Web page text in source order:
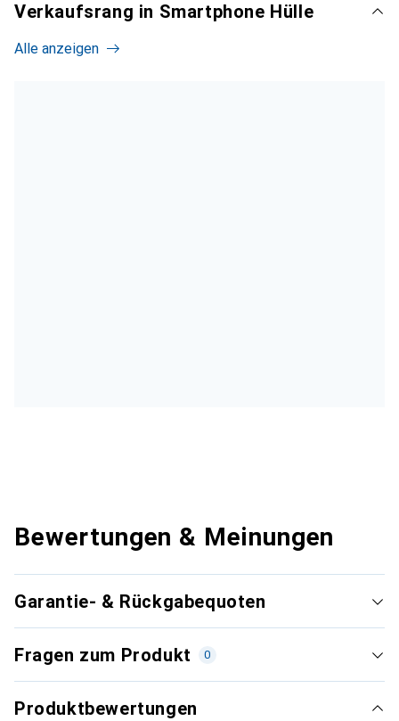
Verkaufsrang in Smartphone Hülle
Alle anzeigen
Bewertungen & Meinungen
Garantie- & Rückgabequoten
Fragen zum Produkt 0
Produktbewertungen